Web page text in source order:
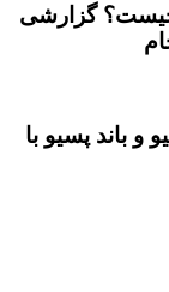
چیست؟ گزارشی
باند پسیو با